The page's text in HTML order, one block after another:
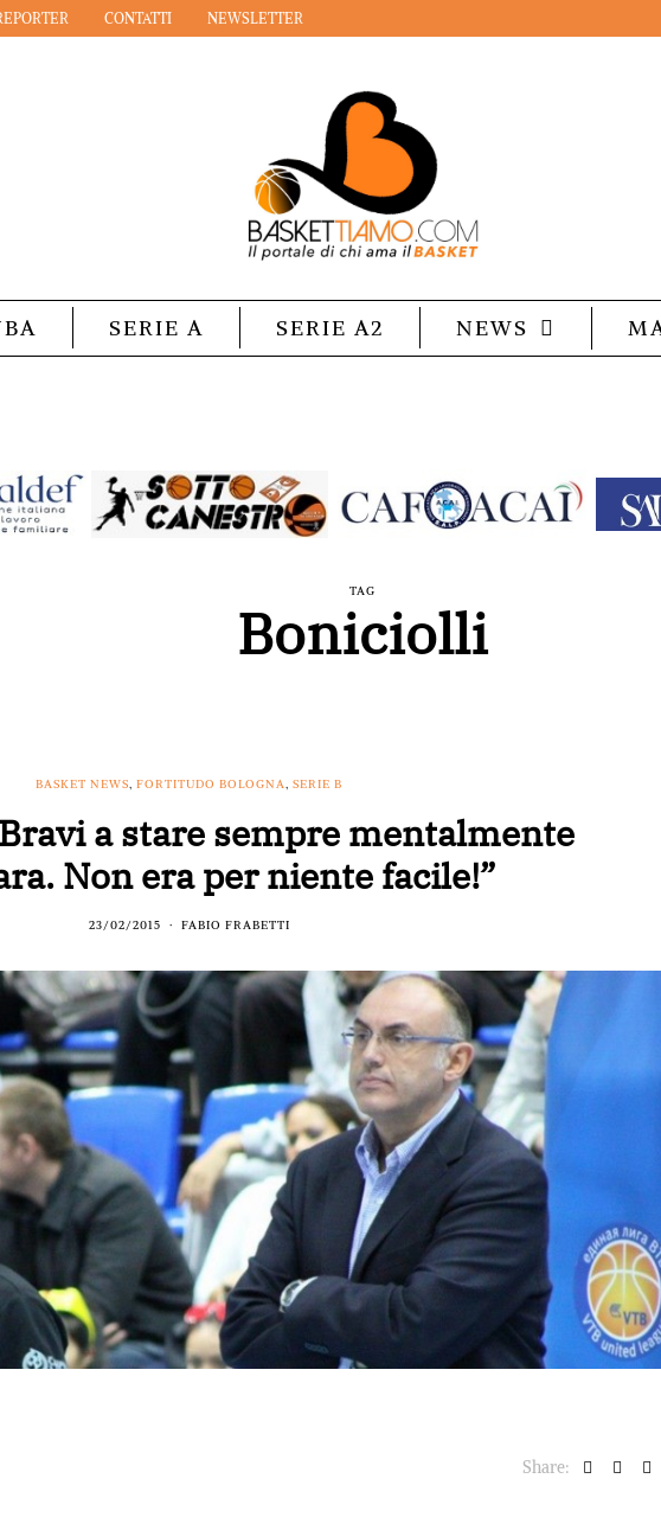
CONTATTI NEWSLETTER
SERIE A SERIE A2 NEWS
TAG
Boniciolli
BASKET NEWS,FORTITUDO BOLOGNA,SERIE B
a stare sempre mentalmente
Non era per niente facile!”
23/02/2015 FABIO FRABETTI
Share:
XIV CENTO
, FORLÌ
BOLOGNA
BASKET
,
SCALIGERA
,
PESARO
26
BASKET NEWS ,ULTIMISSIME
Alla Roig Arena di
Valencia arriva «The
Eye»
14/07/2025
BASKET NEWS
Piazza Paci a
con un’opera d’arte
cielo aperto
17/06/2026